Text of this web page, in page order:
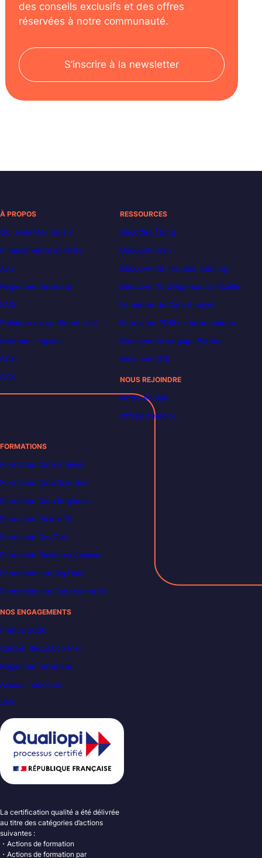
des conseils exclusifs et des offres
réservées à notre communauté.
S’inscrire à la newsletter
À PROPOS
Qui sommes-nous ?
Financements et tarifs
Avis
Règlement intérieur
FAQ
Politique de confidentialité
Mentions légales
CGU
CGV
RESSOURCES
Decoded | Blog
Découvrir n8n
Découvrir le machine learning
Découvrir l’intelligence artificielle
Le métier de Data Analyst
Formation POEI en informatique
Découvrir le langage Python
Découvrir SQL
NOUS REJOINDRE
Notre équipe
Offres d’emploi
FORMATIONS
Formation Data Analyst
Formation Data Scientist
Formation Data Engineer
Formation Power BI
Formation DevOps
Formation Business Analyst
Formations en Big Data
Formations en Cybersécurité
NOS ENGAGEMENTS
France 2030
Carbon Reduction Plan
Règlement intérieur
Accueil handicap
VAE
La certification qualité a été délivrée
au titre des catégories d’actions
suivantes :
・Actions de formation
・Actions de formation par